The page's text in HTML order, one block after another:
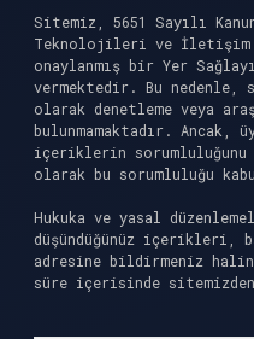
Sitemiz, 5651 Sayılı
Teknolojileri ve İletişim
onaylanmış bir Yer
vermektedir. Bu
olarak denetleme veya
bulunmamaktadır. Ancak,
içeriklerin
olarak bu sorumluluğu
Hukuka ve yasal
düşündüğünüz içerikleri,
adresine bildirmeniz
süre içerisinde